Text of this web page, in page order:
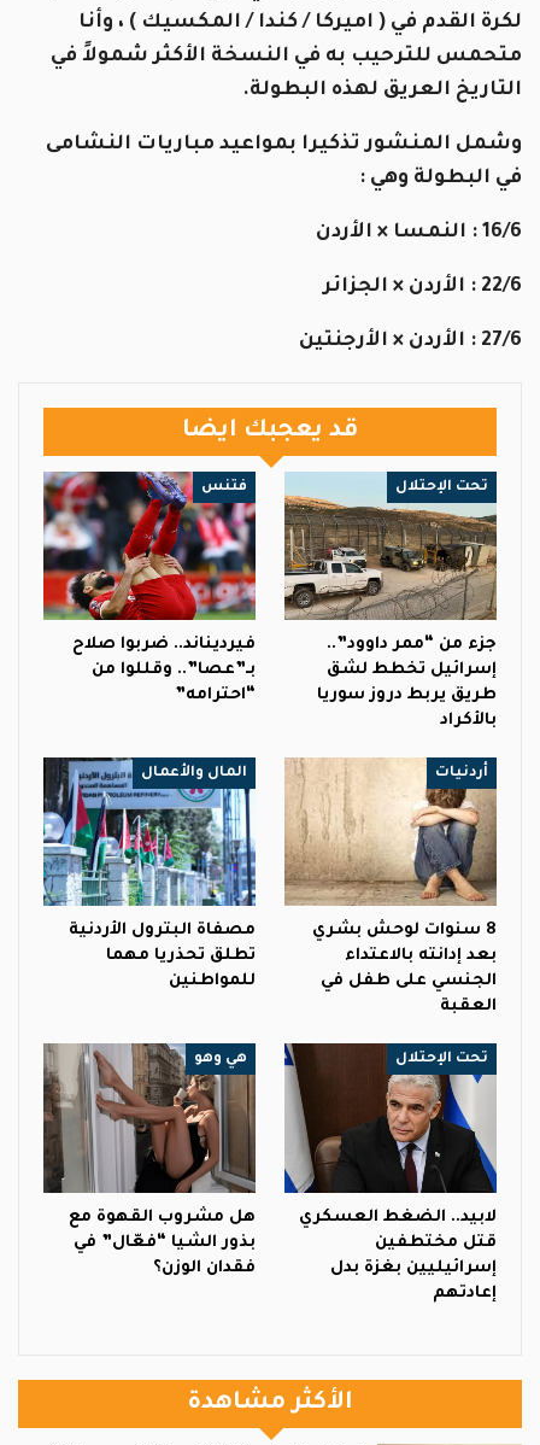
لكرة القدم في ( اميركا / كندا / المكسيك ) ، وأنا
متحمس للترحيب به في النسخة الأكثر شمولاً في
التاريخ العريق لهذه البطولة.
وشمل المنشور تذكيرا بمواعيد مباريات النشامى
في البطولة وهي :
16/6 : النمسا × الأردن
22/6 : الأردن × الجزائر
27/6 : الأردن × الأرجنتين
قد يعجبك ايضا
تحت الإحتلال
جزء من “ممر داوود”..
إسرائيل تخطط لشق
طريق يربط دروز سوريا
بالأكراد
فتنس
فيرديناند.. ضربوا صلاح
بـ”عصا”.. وقللوا من
“احترامه”
أردنيات
8 سنوات لوحش بشري
بعد إدانته بالاعتداء
الجنسي على طفل في
العقبة
المال والأعمال
مصفاة البترول الأردنية
تطلق تحذريا مهما
للمواطنين
تحت الإحتلال
لابيد.. الضغط العسكري
قتل مختطفين
إسرائيليين بغزة بدل
إعادتهم
هي وهو
هل مشروب القهوة مع
بذور الشيا “فعّال” في
فقدان الوزن؟
الأكثر مشاهدة